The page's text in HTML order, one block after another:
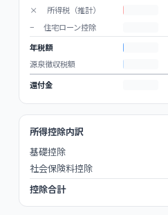
× 所得税（推計）
−
住宅ローン控除
年税額
源泉徴収税額
還付金
所得控除内訳
基礎控除
社会保険料控除
控除合計